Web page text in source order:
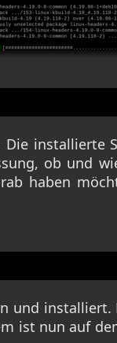
installierte
ob und
haben
und installiert.
ist nun auf